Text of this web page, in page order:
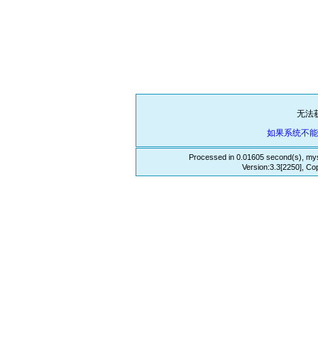
无法
如果系统不
Processed in 0.01605 second(s),
Version:3.3[2250],